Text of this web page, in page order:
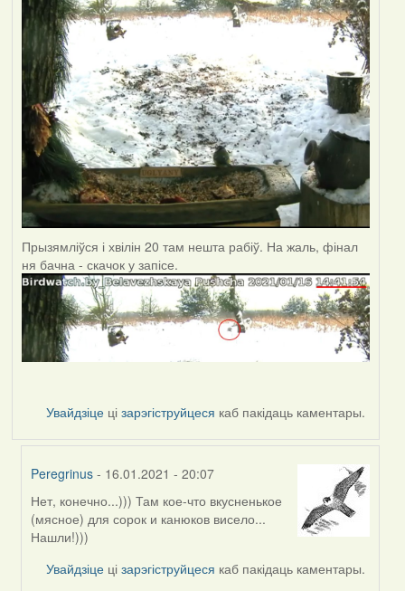
Прызямліўся і хвілін 20 там нешта рабіў. На жаль, фінал
ня бачна - скачок у запісе.
Увайдзіце цізарэгіструйцеся каб пакідаць каментары.
Peregrinus - 16.01.2021 - 20:07
In
reply
to
Нет, конечно...))) Там кое-что вкусненькое
(мясное) для сорок и канюков висело...
Нашли!)))
Увайдзіце цізарэгіструйцеся каб пакідаць каментары.